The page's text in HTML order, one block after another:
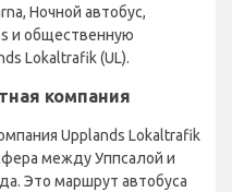
Ночной автобус,
и общественную
Lokaltrafik (UL).
компания
Upplands Lokaltrafik
между Уппсалой и
Это маршрут автобуса